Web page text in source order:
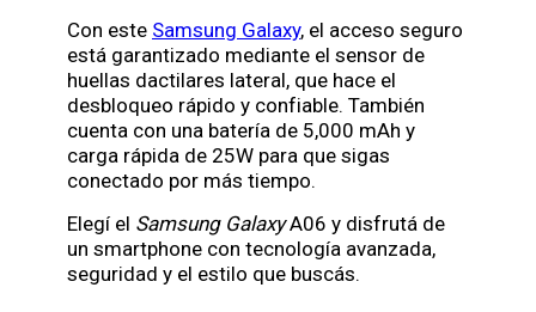
Con este Samsung Galaxy, el acceso seguro
está garantizado mediante el sensor de
huellas dactilares lateral, que hace el
desbloqueo rápido y confiable. También
cuenta con una batería de 5,000 mAh y
carga rápida de 25W para que sigas
conectado por más tiempo.
Elegí el Samsung GalaxyA06 y disfrutá de
un smartphone con tecnología avanzada,
seguridad y el estilo que buscás.